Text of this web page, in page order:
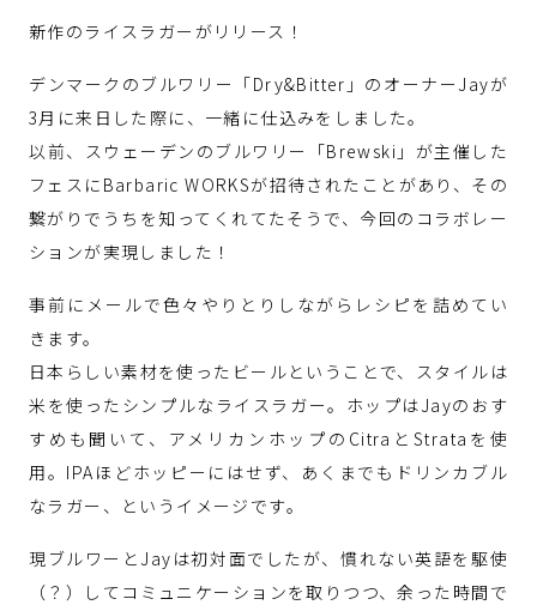
新作のライスラガーがリリース！
デンマークのブルワリー「Dry&Bitter」のオーナーJayが
3月に来日した際に、一緒に仕込みをしました。
以前、スウェーデンのブルワリー「Brewski」が主催した
フェスにBarbaric WORKSが招待されたことがあり、その
繋がりでうちを知ってくれてたそうで、今回のコラボレー
ションが実現しました！
事前にメールで色々やりとりしながらレシピを詰めてい
きます。
日本らしい素材を使ったビールということで、スタイルは
米を使ったシンプルなライスラガー。ホップはJayのおす
すめも聞いて、アメリカンホップのCitraとStrataを使
用。IPAほどホッピーにはせず、あくまでもドリンカブル
なラガー、というイメージです。
現ブルワーとJayは初対面でしたが、慣れない英語を駆使
（？）してコミュニケーションを取りつつ、余った時間で